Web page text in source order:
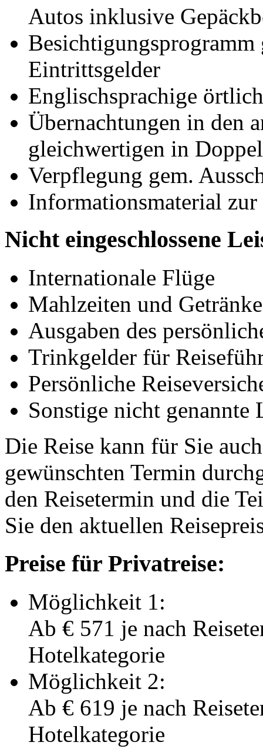
Autos inklusive
Eintrittsgelder
Englischsprachige
Übernachtungen in den
gleichwertigen in
Verpflegung gem.
Informationsmaterial zur
Nicht eingeschlossene
Internationale Flüge
Mahlzeiten und
Ausgaben des
Trinkgelder für
Persönliche
Sonstige nicht genannte
Die Reise kann für Sie
gewünschten Termin
den Reisetermin und die
Sie den aktuellen
Preise für Privatreise:
Möglichkeit 1:
Ab € 571 je nach
Hotelkategorie
Möglichkeit 2:
Ab € 619 je nach
Hotelkategorie